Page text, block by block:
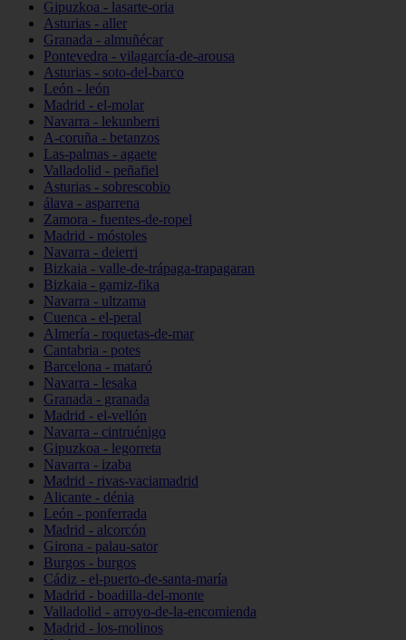
Gipuzkoa - lasarte-oria
Asturias - aller
Granada - almuñécar
Pontevedra - vilagarcía-de-arousa
Asturias - soto-del-barco
León - león
Madrid - el-molar
Navarra - lekunberri
A-coruña - betanzos
Las-palmas - agaete
Valladolid - peñafiel
Asturias - sobrescobio
álava - asparrena
Zamora - fuentes-de-ropel
Madrid - móstoles
Navarra - deierri
Bizkaia - valle-de-trápaga-trapagaran
Bizkaia - gamiz-fika
Navarra - ultzama
Cuenca - el-peral
Almería - roquetas-de-mar
Cantabria - potes
Barcelona - mataró
Navarra - lesaka
Granada - granada
Madrid - el-vellón
Navarra - cintruénigo
Gipuzkoa - legorreta
Navarra - izaba
Madrid - rivas-vaciamadrid
Alicante - dénia
León - ponferrada
Madrid - alcorcón
Girona - palau-sator
Burgos - burgos
Cádiz - el-puerto-de-santa-maría
Madrid - boadilla-del-monte
Valladolid - arroyo-de-la-encomienda
Madrid - los-molinos